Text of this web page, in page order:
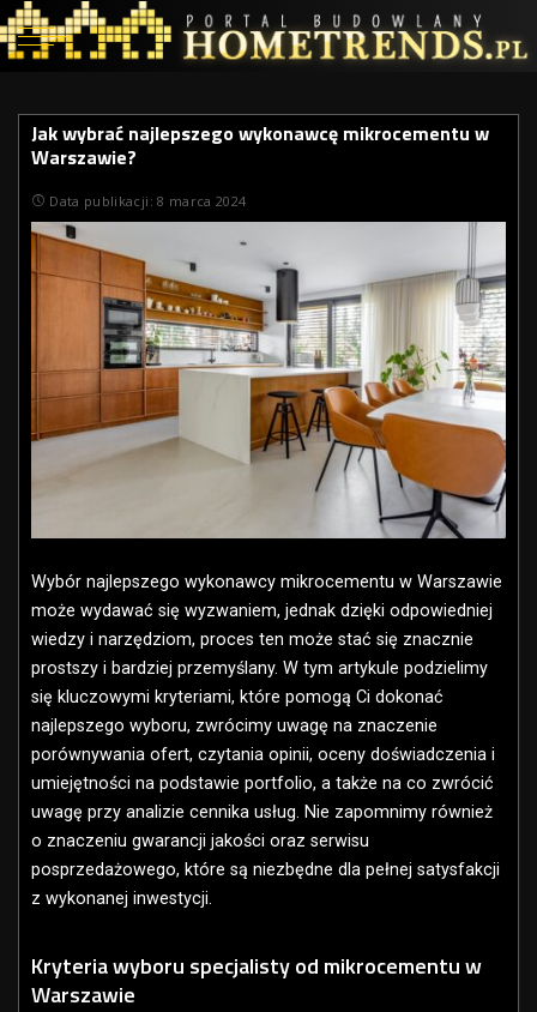
Jak wybrać najlepszego wykonawcę mikrocementu w
Warszawie?
Data publikacji: 8 marca 2024
Wybór najlepszego wykonawcy mikrocementu w Warszawie
może wydawać się wyzwaniem, jednak dzięki odpowiedniej
wiedzy i narzędziom, proces ten może stać się znacznie
prostszy i bardziej przemyślany. W tym artykule podzielimy
się kluczowymi kryteriami, które pomogą Ci dokonać
najlepszego wyboru, zwrócimy uwagę na znaczenie
porównywania ofert, czytania opinii, oceny doświadczenia i
umiejętności na podstawie portfolio, a także na co zwrócić
uwagę przy analizie cennika usług. Nie zapomnimy również
o znaczeniu gwarancji jakości oraz serwisu
posprzedażowego, które są niezbędne dla pełnej satysfakcji
z wykonanej inwestycji.
Kryteria wyboru specjalisty od mikrocementu w
Warszawie